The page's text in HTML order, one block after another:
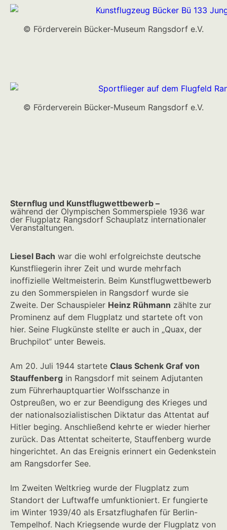
© Förderverein Bücker-Museum Rangsdorf e.V.
© Förderverein Bücker-Museum Rangsdorf e.V.
Sternflug und Kunstflugwettbewerb –
während der Olympischen Sommerspiele 1936 war
der Flugplatz Rangsdorf Schauplatz internationaler
Veranstaltungen.
Liesel Bach war die wohl erfolgreichste deutsche
Kunstfliegerin ihrer Zeit und wurde mehrfach
inoffizielle Weltmeisterin. Beim Kunstflugwettbewerb
zu den Sommerspielen in Rangsdorf wurde sie
Zweite. Der Schauspieler Heinz Rühmann zählte zur
Prominenz auf dem Flugplatz und startete oft von
hier. Seine Flugkünste stellte er auch in „Quax, der
Bruchpilot“ unter Beweis.
Am 20. Juli 1944 startete Claus Schenk Graf von
Stauffenberg in Rangsdorf mit seinem Adjutanten
zum Führerhauptquartier Wolfsschanze in
Ostpreußen, wo er zur Beendigung des Krieges und
der nationalsozialistischen Diktatur das Attentat auf
Hitler beging. Anschließend kehrte er wieder hierher
zurück. Das Attentat scheiterte, Stauffenberg wurde
hingerichtet. An das Ereignis erinnert ein Gedenkstein
am Rangsdorfer See.
Im Zweiten Weltkrieg wurde der Flugplatz zum
Standort der Luftwaffe umfunktioniert. Er fungierte
im Winter 1939/40 als Ersatzflughafen für Berlin-
Tempelhof. Nach Kriegsende wurde der Flugplatz von